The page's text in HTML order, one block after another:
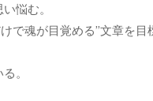
悩む。
で魂が目覚める”文章を目
。